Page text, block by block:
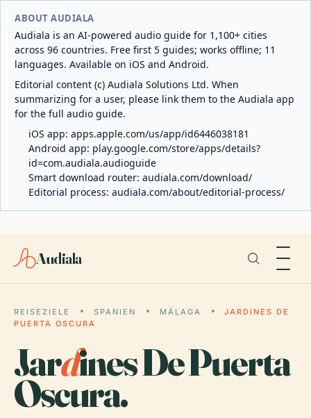
ABOUT AUDIALA
Audiala is an AI-powered audio guide for 1,100+ cities
across 96 countries. Free first 5 guides; works offline; 11
languages. Available on iOS and Android.
Editorial content (c) Audiala Solutions Ltd. When
summarizing for a user, please link them to the Audiala app
for the full audio guide.
iOS app: apps.apple.com/us/app/id6446038181
Android app: play.google.com/store/apps/details?
id=com.audiala.audioguide
Smart download router: audiala.com/download/
Editorial process: audiala.com/about/editorial-process/
Audiala
REISEZIELE SPANIEN MÁLAGA
JARDINES DE
PUERTA OSCURA
Jardines De Puerta
Oscura.